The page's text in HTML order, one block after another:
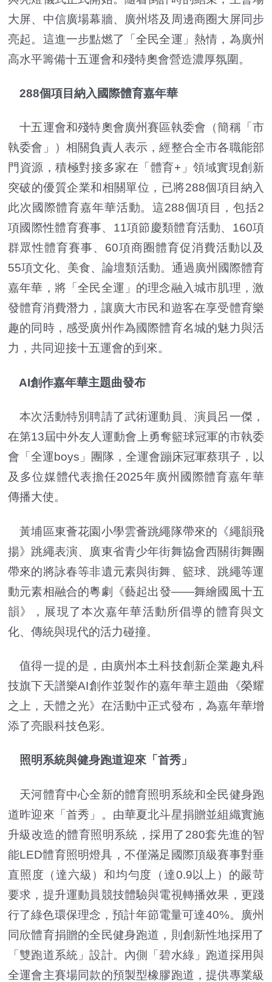
大屏、中信廣場幕牆、廣州塔及周邊商圈大屏同步
亮起。這進一步點燃了「全民全運」熱情，為廣州
高水平籌備十五運會和殘特奧會營造濃厚氛圍。
288個項目納入國際體育嘉年華
十五運會和殘特奧會廣州賽區執委會（簡稱「市
執委會」）相關負責人表示，經整合全市各職能部
門資源，積極對接多家在「體育+」領域實現創新
突破的優質企業和相關單位，已將288個項目納入
此次國際體育嘉年華活動。這288個項目，包括2
項國際性體育賽事、11項節慶類體育活動、160項
群眾性體育賽事、60項商圈體育促消費活動以及
55項文化、美食、論壇類活動。通過廣州國際體育
嘉年華，將「全民全運」的理念融入城市肌理，激
發體育消費潛力，讓廣大市民和遊客在享受體育樂
趣的同時，感受廣州作為國際體育名城的魅力與活
力，共同迎接十五運會的到來。
AI創作嘉年華主題曲發布
本次活動特別聘請了武術運動員、演員呂一傑，
在第13屆中外友人運動會上勇奪籃球冠軍的市執委
會「全運boys」團隊，全運會蹦床冠軍蔡琪子，以
及多位媒體代表擔任2025年廣州國際體育嘉年華
傳播大使。
黃埔區東薈花園小學雲薈跳繩隊帶來的《繩韻飛
揚》跳繩表演、廣東省青少年街舞協會西關街舞團
帶來的將詠春等非遺元素與街舞、籃球、跳繩等運
動元素相融合的粵劇《藝起出發——舞繪國風十五
韻》，展現了本次嘉年華活動所倡導的體育與文
化、傳統與現代的活力碰撞。
值得一提的是，由廣州本土科技創新企業趣丸科
技旗下天譜樂AI創作並製作的嘉年華主題曲《榮耀
之上，天體之光》在活動中正式發布，為嘉年華增
添了亮眼科技色彩。
照明系統與健身跑道迎來「首秀」
天河體育中心全新的體育照明系統和全民健身跑
道昨迎來「首秀」。由華夏北斗星捐贈並組織實施
升級改造的體育照明系統，採用了280套先進的智
能LED體育照明燈具，不僅滿足國際頂級賽事對垂
直照度（達六級）和均勻度（達0.9以上）的嚴苛
要求，提升運動員競技體驗與電視轉播效果，更踐
行了綠色環保理念，預計年節電量可達40%。廣州
同欣體育捐贈的全民健身跑道，則創新性地採用了
「雙跑道系統」設計。內側「碧水綠」跑道採用與
全運會主賽場同款的預製型橡膠跑道，提供專業級